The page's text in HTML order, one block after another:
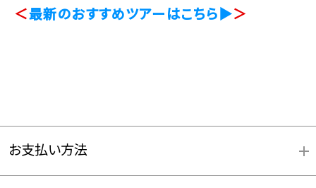
＜最新のおすすめツアーはこちら▶＞
お支払い方法